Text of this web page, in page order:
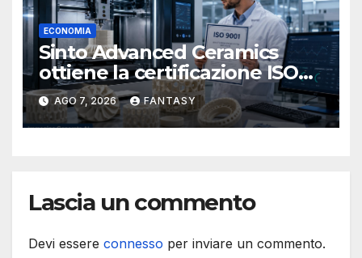
ECONOMIA
Sinto Advanced Ceramics
ottiene la certificazione ISO
9001 per la stampa 3D di
ceramiche tecniche
AGO 7, 2026 FANTASY
Lascia un commento
Devi essere connesso per inviare un commento.